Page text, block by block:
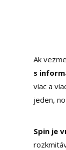
Ak
s
viac a
jeden,
Spin je